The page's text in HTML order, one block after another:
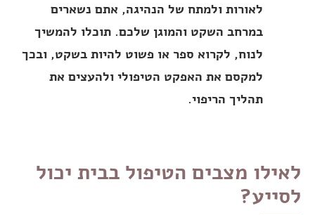
לאורות ולמתח של הנהיגה, אתם נשארים
במרחב השקט והמוגן שלכם. תוכלו להמשיך
לנוח, לקרוא ספר או פשוט להיות בשקט, ובכך
למקסם את האפקט הטיפולי ולהעצים את
תהליך הריפוי.
לאילו מצבים הטיפול בבית יכול
לסייע?